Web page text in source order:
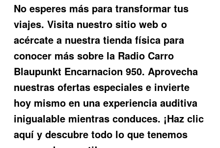
No esperes más para transformar tus
viajes. Visita nuestro sitio web o
acércate a nuestra tienda física para
conocer más sobre la Radio Carro
Blaupunkt Encarnacion 950. Aprovecha
nuestras ofertas especiales e invierte
hoy mismo en una experiencia auditiva
inigualable mientras conduces. ¡Haz clic
aquí y descubre todo lo que tenemos